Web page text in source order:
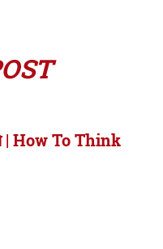
| How To Think